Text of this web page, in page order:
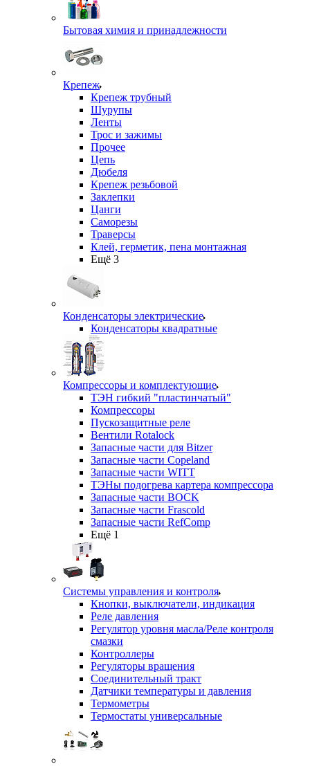
Бытовая химия и принадлежности
Крепеж
Крепеж трубный
Шурупы
Ленты
Трос и зажимы
Прочее
Цепь
Дюбеля
Крепеж резьбовой
Заклепки
Цанги
Саморезы
Траверсы
Клей, герметик, пена монтажная
Ещё 3
Конденсаторы электрические
Конденсаторы квадратные
Компрессоры и комплектующие
ТЭН гибкий "пластинчатый"
Компрессоры
Пускозащитные реле
Вентили Rotalock
Запасные части для Bitzer
Запасные части Copeland
Запасные части WITT
ТЭНы подогрева картера компрессора
Запасные части BOCK
Запасные части Frascold
Запасные части RefComp
Ещё 1
Системы управления и контроля
Кнопки, выключатели, индикация
Реле давления
Регулятор уровня масла/Реле контроля
смазки
Контроллеры
Регуляторы вращения
Соединительный тракт
Датчики температуры и давления
Термометры
Термостаты универсальные